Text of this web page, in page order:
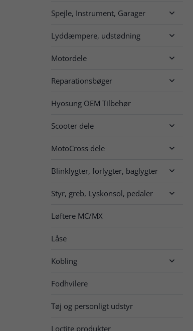
Spejle, Instrument, Garager 
Lyddæmpere, udstødning 
Motordele 
Reparationsbøger 
Hyosung OEM Tilbehør
Scooter dele 
MotoCross dele 
Blinklygter, forlygter, baglygter 
Styr, greb, Lyskonsol, pedaler 
Løftere MC/MX
Låse
Kobling 
Fodhvilere
Tøj og personligt udstyr
Loctite produkter